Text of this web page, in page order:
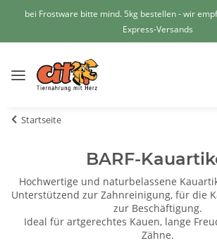
bei Frostware bitte mind. 5kg bestellen - wir
Express-Versands
Startseite
BARF-
Hochwertige und naturbelassene
Unterstützend zur Zahnreinigung, für die
zur Beschäftigung.
Ideal für artgerechtes Kauen, lange
Zähne.